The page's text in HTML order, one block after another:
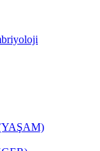
(YAŞAM)